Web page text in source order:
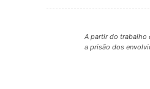
A partir do trabalho
a prisão dos